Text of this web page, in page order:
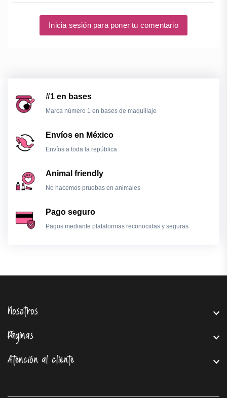
Inicia sesión para poner tu comentario
#1 en bases
Marca número 1 en bases de maquillaje
Envíos en México
Envíos a toda la república
Animal friendly
No hacemos pruebas en animales
Pago seguro
Pagos mediante plataformas reconocidas y seguras
Nosotros
Páginas
Atención al cliente